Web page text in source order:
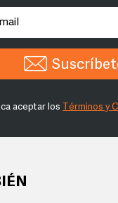
aceptar los Términos y